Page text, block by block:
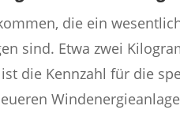
die ein
sind. Etwa zwei
die Kennzahl für die